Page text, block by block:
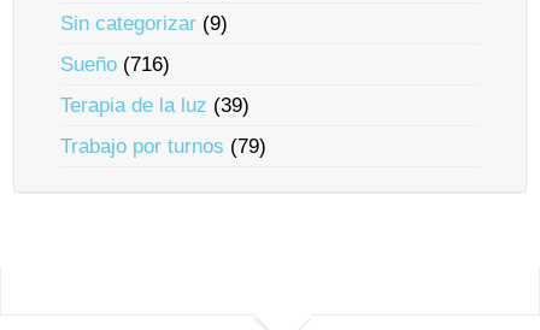
Sin categorizar (9)
Sueño (716)
Terapia de la luz (39)
Trabajo por turnos (79)